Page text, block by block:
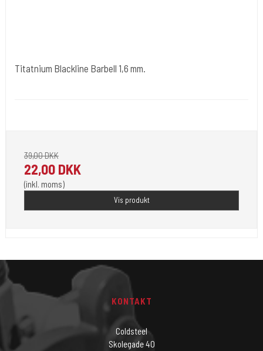
Titatnium Blackline Barbell 1,6 mm.
39,00 DKK
22,00 DKK
(inkl. moms)
Vis produkt
KONTAKT
Coldsteel
Skolegade 40